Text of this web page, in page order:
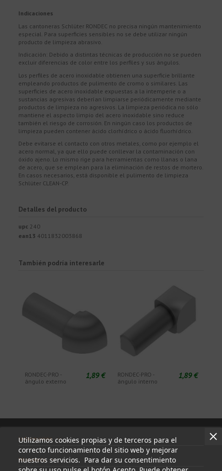
Indicaciones
Las cantoneras Schlüter RONDEC no precisa ningún mantenimiento
especial. Para superficies sensibles no se debe utilizar ningún
producto de limpieza abrasivo.
Indicación: Debido a distintas técnicas de producción no se pueden
excluir diferencias de color entre los perfiles y sus ángulos.
Los perfiles de acero inoxidable obtienen una superficie brillante
empleando productos de pulimento de cromo o similares. Las
superficies de acero inoxidable expuestas a la intemperie o a
sustancias agresivas deberían limpiarse periódicamente mediante
productos de limpieza no agresivos. La limpieza periódica no sólo
mantiene el aspecto limpio del acero inoxidable sino reduce
también el riesgo de corrosión. En ningún caso los productos de
limpieza pueden contener ácido clorhídrico o ácido fluorhídrico.
Debe evitarse el contacto con otros metales, como por ejemplo el
acero normal, ya que ello puede conllevar la contaminación con
óxido ajeno. Lo mismo rige para herramientas como llanas o lana
de acero, que se emplean para la eliminación de restos de mortero.
En casos necesarios, está disponible el pulimento de limpieza
Schlüter CLEAN-CP.
Detalles del producto
upc 240
ean13 4011832003868
También podría interesarle
RONDEC-PRO -
ángulo externo
1,89 €
RONDEC-PRO -
ángulo interno
1,89 €
Utilizamos cookies propias y de terceros para el
correcto funcionamiento del sitio web y mejorar
nuestros servicios. Para dar su consentimiento
Información
Mi cuenta